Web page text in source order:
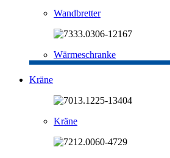
Wandbretter
Wärmeschranke
Kräne
Kräne